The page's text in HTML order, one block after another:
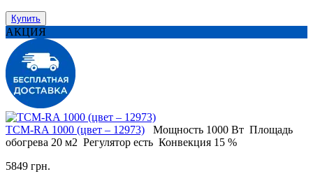
Купить
АКЦИЯ
ТСМ-RA 1000 (цвет – 12973) Мощность 1000 Вт Площадь
обогрева 20 м2 Регулятор есть Конвекция 15 %
5849 грн.